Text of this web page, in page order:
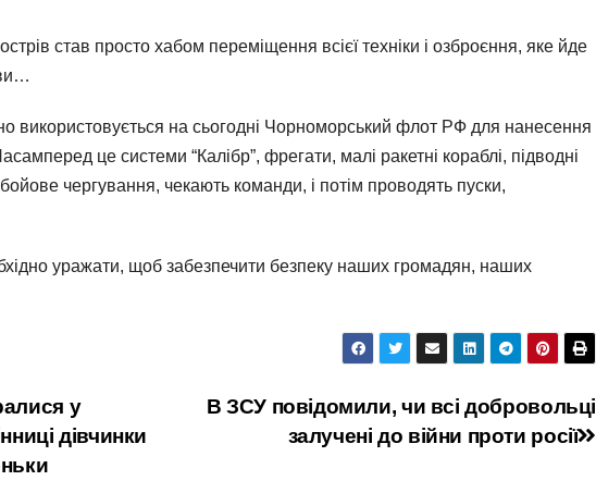
став просто хабом переміщення всієї техніки і озброєння, яке йде
використовується на сьогодні Чорноморський флот РФ для нанесення
це системи “Калібр”, фрегати, малі ракетні кораблі, підводні
бойове чергування, чекають команди, і потім проводять пуски,
уражати, щоб забезпечити безпеку наших громадян, наших
В ЗСУ повідомили, чи всі добровольці
залучені до війни проти росії
у
дівчинки